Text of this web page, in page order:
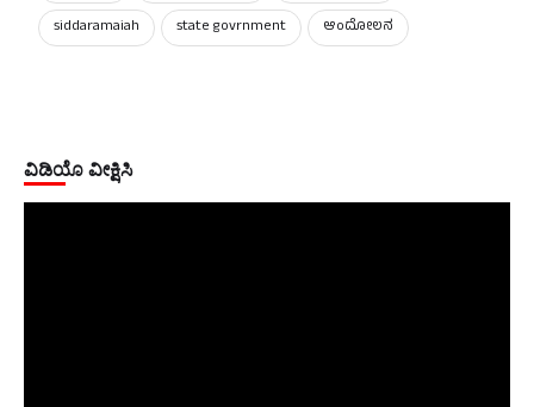
siddaramaiah
state govrnment ಆಂದೋಲನ
ವಿಡಿಯೊ ವೀಕ್ಷಿಸಿ